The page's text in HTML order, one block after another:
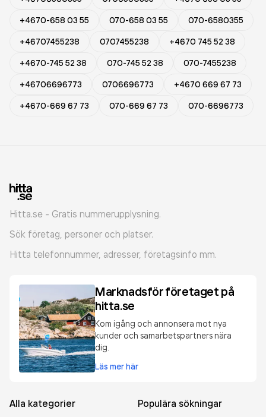
+4670-658 03 55
070-658 03 55
070-6580355
+46707455238
0707455238
+4670 745 52 38
+4670-745 52 38
070-745 52 38
070-7455238
+46706696773
0706696773
+4670 669 67 73
+4670-669 67 73
070-669 67 73 070-6696773
Hitta.se - Gratis nummerupplysning.
Sök företag, personer och platser.
Hitta telefonnummer, adresser, företagsinfo mm.
Marknadsför företaget på
hitta.se
Kom igång och annonsera mot nya
kunder och samarbetspartners nära
dig.
Läs mer här
Alla kategorier Populära sökningar